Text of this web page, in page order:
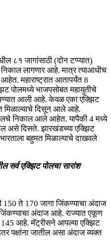
८१ जागांसाठी (दोन टप्प्यात)
लागणार आहे. मात्र त्याआधीच
महाराष्ट्रात आतापर्यंत 8
पोलमध्ये भाजपसोबत महायुतीचे
आली आहे. केवळ एका एक्झिट
मिळाल्याचे दिसून आले आहे.
निकाल आले आहेत. यापैकी 4 मध्ये
असे दिसते. झारखंडच्या एक्झिट
बहुमत मिळाल्याचे दाखवले
एक्झिट पोलचा सारांश
150 ते 170 जागा जिंकण्याचा अंदाज
अंदाज आहे. राज्यात एकूण
आहे. मॅट्रीसने आपल्या एक्झिट
पक्षांना जातील असा अंदाज व्यक्त